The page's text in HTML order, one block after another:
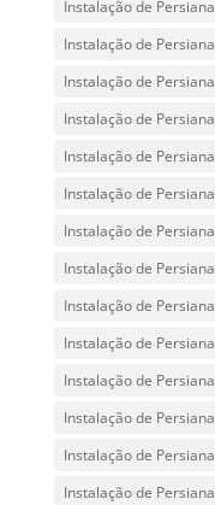
Instalação de
Instalação de
Instalação de
Instalação de
Instalação de
Instalação de
Instalação de
Instalação de
Instalação de
Instalação de
Instalação de
Instalação de
Instalação de
Instalação de